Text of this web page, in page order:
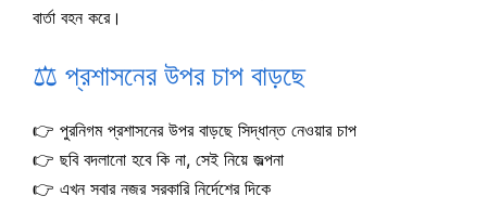
বার্তা বহন করে।
⚖️ প্রশাসনের উপর চাপ বাড়ছে
👉 পুরনিগম প্রশাসনের উপর বাড়ছে সিদ্ধান্ত নেওয়ার চাপ
👉 ছবি বদলানো হবে কি না, সেই নিয়ে জল্পনা
👉 এখন সবার নজর সরকারি নির্দেশের দিকে